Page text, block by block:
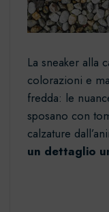
La sneaker alla
colorazioni e
fredda: le
sposano con
calzature
un dettaglio